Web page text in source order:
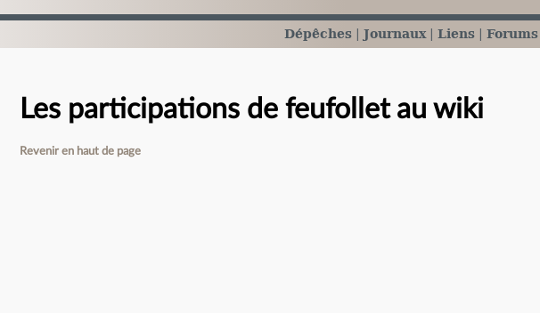
Dépêches Journaux Liens Forums
Les participations de feufollet au wiki
Revenir en haut de page